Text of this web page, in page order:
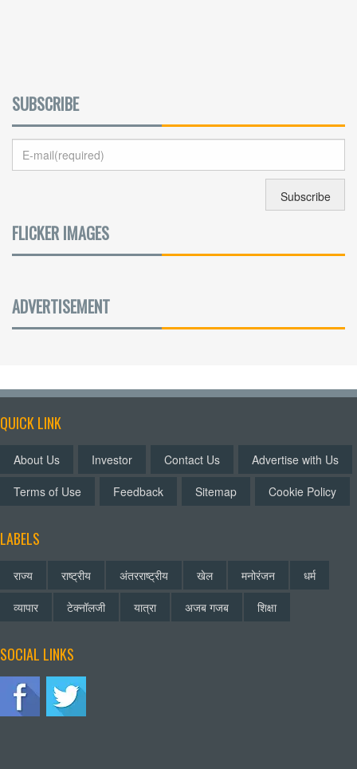
SUBSCRIBE
FLICKER IMAGES
ADVERTISEMENT
QUICK LINK
About Us Investor Contact Us
Advertise with Us
Terms of Use
Feedback Sitemap Cookie Policy
LABELS
राज्य राष्ट्रीय अंतरराष्ट्रीय खेल मनोरंजन
धर्म
व्यापार
टेक्नॉलजी यात्रा अजब गजब शिक्षा
SOCIAL LINKS